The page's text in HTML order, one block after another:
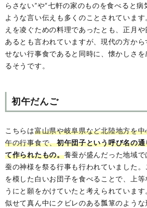
らさない”や“七軒の家のものを食べると病
ような言い伝えも多くのことされていま
えを凌ぐための料理であったとも、正月
あるとも言われていますが、現代の方か
せない行事食であると同時に、懐かしさ
るそうです。
初午だんご
こちらは富山県や岐阜県など北陸地方を
午の行事食で、初午団子という呼び名の
て作られたもの。養蚕が盛んだった地域
蚕の神様を祭る行事も行われていました
を模した白いお団子を食べることで、上
うにと願をかけていたと考えられていま
似せて真ん中にクビレのある瓢箪のよう